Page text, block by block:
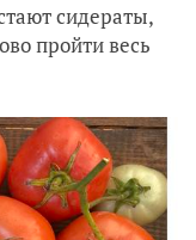
сидераты,
пройти весь